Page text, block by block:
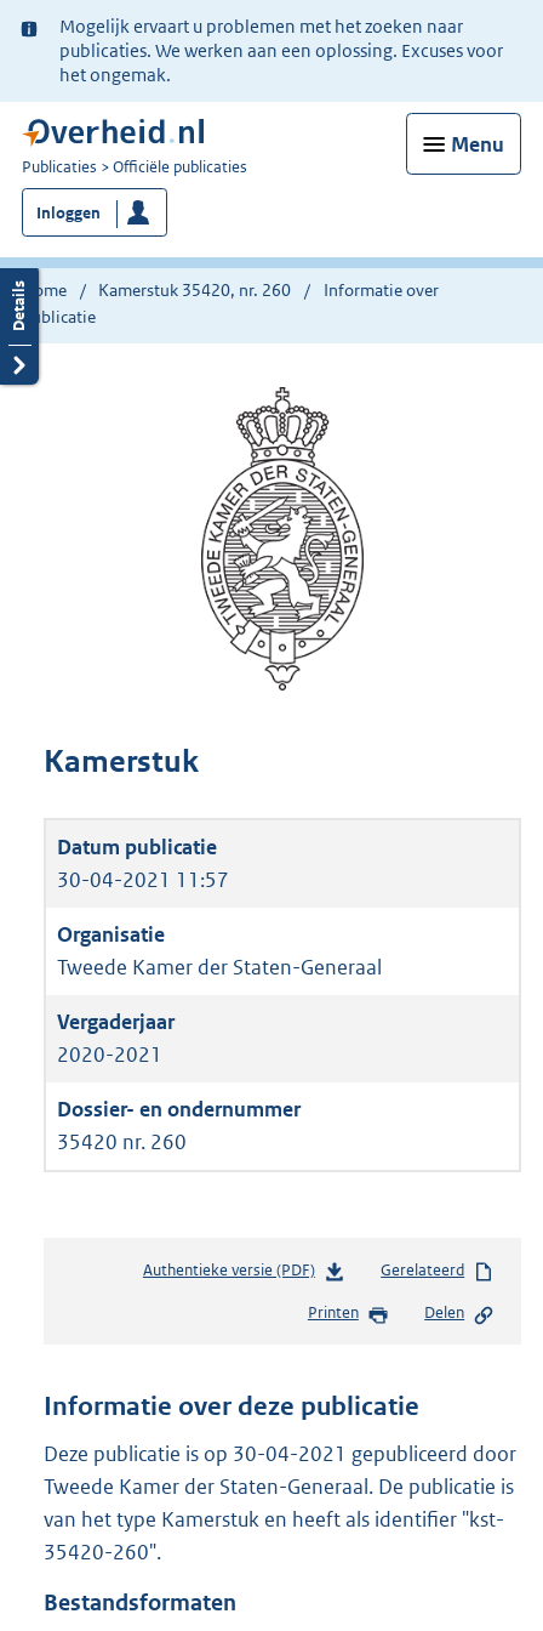
Ter
informatie:
Mogelijk ervaart u problemen met het zoeken naar
publicaties. We werken aan een oplossing. Excuses voor
het ongemak.
Menu
U
bent
nu
hier:
Publicaties Officiële publicaties
Inloggen
Home Kamerstuk 35420, nr. 260
Informatie over
publicatie
Kamerstuk
30-04-2021 11:57
Tweede Kamer der Staten-Generaal
2020-2021
35420 nr. 260
Authentieke versie (PDF)b
s
n
s
r
o
Gerelateerd
Printen Delen
Informatie over deze publicatie
Deze publicatie is op 30-04-2021 gepubliceerd door
Tweede Kamer der Staten-Generaal. De publicatie is
van het type Kamerstuk en heeft als identifier "kst-
35420-260".
Bestandsformaten